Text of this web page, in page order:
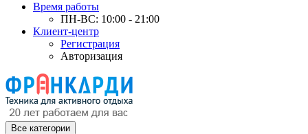
Время работы
ПН-ВС: 10:00 - 21:00
Клиент-центр
Регистрация
Авторизация
Все категории